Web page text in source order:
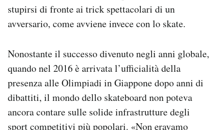
stupirsi di fronte ai trick spettacolari di un
avversario, come avviene invece con lo skate.
Nonostante il successo divenuto negli anni globale,
quando nel 2016 è arrivata l’ufficialità della
presenza alle Olimpiadi in Giappone dopo anni di
dibattiti, il mondo dello skateboard non poteva
ancora contare sulle solide infrastrutture degli
sport competitivi più popolari. «Non eravamo